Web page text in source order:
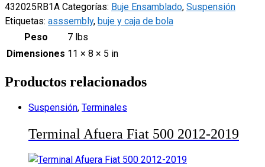
432025RB1A Categorías: Buje Ensamblado, Suspensión
Etiquetas: asssembly, buje y caja de bola
Peso
7 lbs
Dimensiones 11 × 8 × 5 in
Productos relacionados
Suspensión, Terminales
Terminal Afuera Fiat 500 2012-2019